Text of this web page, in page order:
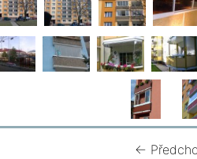
←